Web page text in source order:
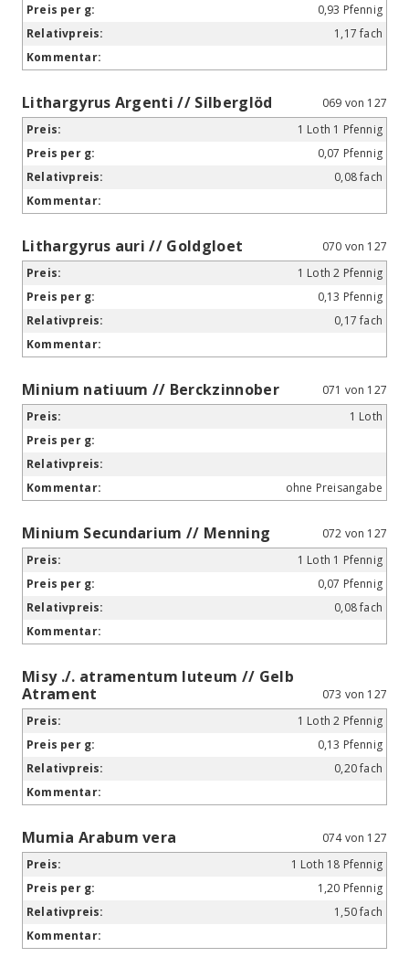
0,93 Pfennig
1,17 fach
Lithargyrus Argenti // Silberglöd
069 von 127
1 Loth 1 Pfennig
0,07 Pfennig
0,08 fach
Lithargyrus auri // Goldgloet
070 von 127
1 Loth 2 Pfennig
0,13 Pfennig
0,17 fach
Minium natiuum // Berckzinnober
071 von 127
1 Loth
ohne Preisangabe
Minium Secundarium // Menning
072 von 127
1 Loth 1 Pfennig
0,07 Pfennig
0,08 fach
Misy ./. atramentum luteum // Gelb
Atrament
073 von 127
1 Loth 2 Pfennig
0,13 Pfennig
0,20 fach
Mumia Arabum vera
074 von 127
1 Loth 18 Pfennig
1,20 Pfennig
1,50 fach